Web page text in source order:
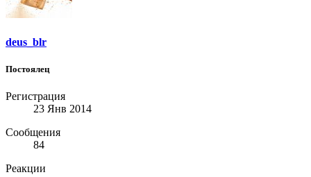
deus_blr
Постоялец
Регистрация
23 Янв 2014
Сообщения
84
Реакции